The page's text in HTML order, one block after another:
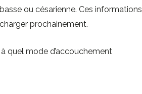
ou césarienne. Ces informations
prochainement.
quel mode d’accouchement